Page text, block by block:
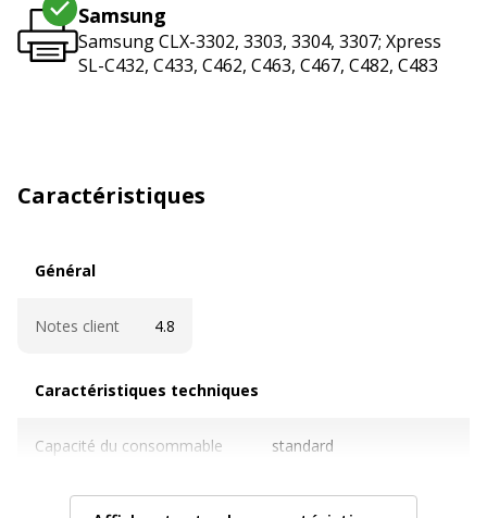
Samsung
Samsung CLX-3302, 3303, 3304, 3307; Xpress
SL-C432, C433, C462, C463, C467, C482, C483
Caractéristiques
Général
Notes client 4.8
Caractéristiques techniques
Capacité du consommable standard
Cartouches de marque Oui